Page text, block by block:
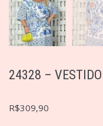
24328 –
R$309,90